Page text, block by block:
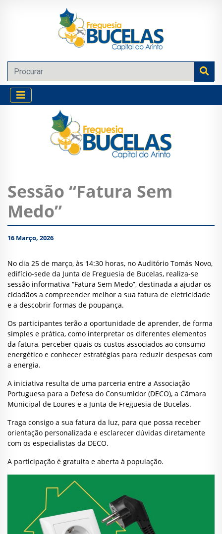
Sessão “Fatura Sem
Medo”
16 Março, 2026
No dia 25 de março, às 14:30 horas, no Auditório Tomás Novo,
edifício-sede da Junta de Freguesia de Bucelas, realiza-se
sessão informativa “Fatura Sem Medo”, destinada a ajudar os
cidadãos a compreender melhor a sua fatura de eletricidade
e a descobrir formas de poupança.
Os participantes terão a oportunidade de aprender, de forma
simples e prática, como interpretar os diferentes elementos
da fatura, perceber quais os custos associados ao consumo
energético e conhecer estratégias para reduzir despesas com
a energia.
A iniciativa resulta de uma parceria entre a Associação
Portuguesa para a Defesa do Consumidor (DECO), a Câmara
Municipal de Loures e a Junta de Freguesia de Bucelas.
Traga consigo a sua fatura da luz, para que possa receber
orientação personalizada e esclarecer dúvidas diretamente
com os especialistas da DECO.
A participação é gratuita e aberta à população.